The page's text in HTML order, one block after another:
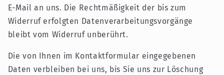
E-Mail an uns. Die Rechtmäßigkeit der bis zum
Widerruf erfolgten Datenverarbeitungsvorgänge
bleibt vom Widerruf unberührt.
Die von Ihnen im Kontaktformular eingegebenen
Daten verbleiben bei uns, bis Sie uns zur Löschung